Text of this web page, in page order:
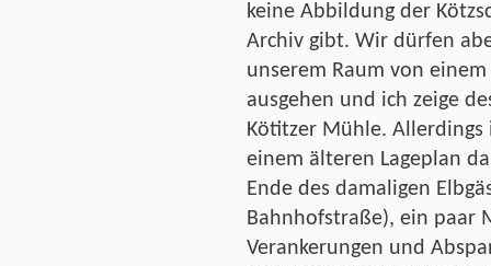
keine Abbildung der
Archiv gibt. Wir dürfen
unserem Raum von
ausgehen und ich zeige
Kötitzer Mühle. Allerdings
einem älteren Lageplan
Ende des damaligen
Bahnhofstraße), ein paar
Verankerungen und